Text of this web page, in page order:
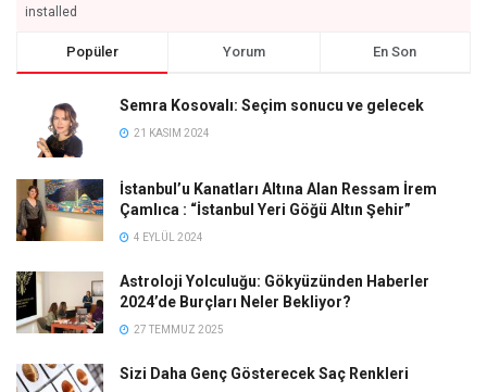
installed
Popüler Yorum En Son
Semra Kosovalı: Seçim sonucu ve gelecek
21 KASIM 2024
İstanbul’u Kanatları Altına Alan Ressam İrem
Çamlıca : “İstanbul Yeri Göğü Altın Şehir”
4 EYLÜL 2024
Astroloji Yolculuğu: Gökyüzünden Haberler
2024’de Burçları Neler Bekliyor?
27 TEMMUZ 2025
Sizi Daha Genç Gösterecek Saç Renkleri